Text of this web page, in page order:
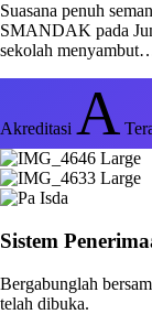
Suasana penuh
SMANDAK pada
sekolah
Akreditasi A
Sistem
Bergabunglah
telah dibuka.